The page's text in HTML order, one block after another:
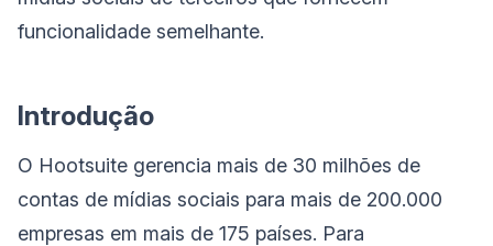
funcionalidade semelhante.
Introdução
O Hootsuite gerencia mais de 30 milhões de
contas de mídias sociais para mais de 200.000
empresas em mais de 175 países. Para